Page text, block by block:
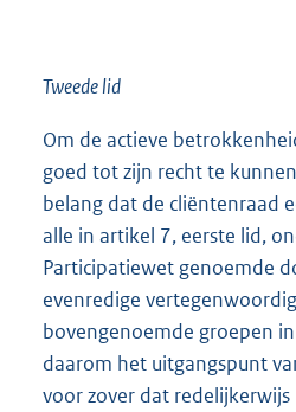
Tweede lid
Om de actieve
goed tot zijn recht te
belang dat de cliëntenraad
alle in artikel 7, eerste lid,
Participatiewet genoemde
evenredige
bovengenoemde groepen
daarom het uitgangspunt
voor zover dat